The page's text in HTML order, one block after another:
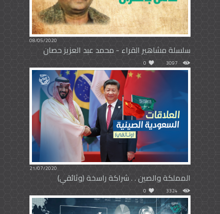
08/05/2020
سلسلة مشاهير القراء - محمد عبد العزيز حصان
3097
0
21/07/2020
المملكة والصين . . شراكة راسخة (وثائقي)
3324
0